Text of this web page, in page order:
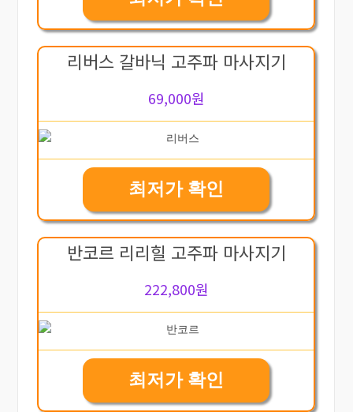
리버스 갈바닉 고주파 마사지기
69,000원
최저가 확인
반코르 리리힐 고주파 마사지기
222,800원
최저가 확인